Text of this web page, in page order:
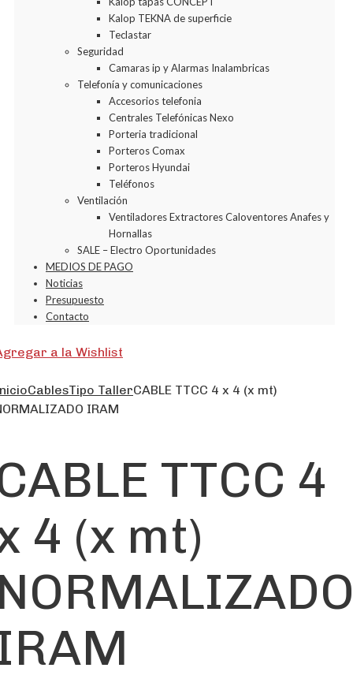
Kalop TEKNA de superficie
Teclastar
Seguridad
Camaras ip y Alarmas Inalambricas
Telefonía y comunicaciones
Accesorios telefonia
Centrales Telefónicas Nexo
Porteria tradicional
Porteros Comax
Porteros Hyundai
Teléfonos
Ventilación
Ventiladores Extractores Caloventores Anafes y
Hornallas
SALE – Electro Oportunidades
MEDIOS DE PAGO
Noticias
Presupuesto
Contacto
a la Wishlist
CablesTipo TallerCABLE TTCC 4 x 4 (x mt)
IRAM
TTCC 4
4 (x mt)